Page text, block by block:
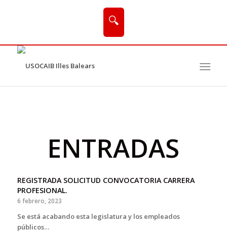
🔍
ENTRADAS
REGISTRADA SOLICITUD CONVOCATORIA CARRERA
PROFESIONAL.
6 febrero, 2023
Se está acabando esta legislatura y los empleados
públicos…